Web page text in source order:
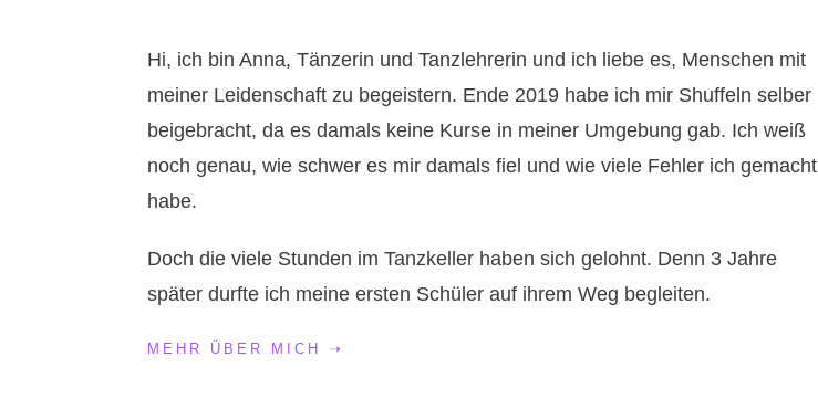
Hi, ich bin Anna, Tänzerin und Tanzlehrerin und ich liebe es, Menschen mit
meiner Leidenschaft zu begeistern. Ende 2019 habe ich mir Shuffeln selber
beigebracht, da es damals keine Kurse in meiner Umgebung gab. Ich weiß
noch genau, wie schwer es mir damals fiel und wie viele Fehler ich gemacht
habe.
Doch die viele Stunden im Tanzkeller haben sich gelohnt. Denn 3 Jahre
später durfte ich meine ersten Schüler auf ihrem Weg begleiten.
MEHR ÜBER MICH ➝